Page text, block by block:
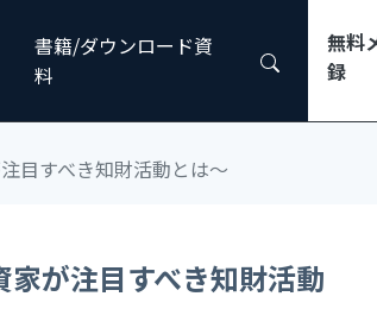
書籍/ダウンロード資
料
無料
録
目すべき知財活動とは～
が注目すべき知財活動